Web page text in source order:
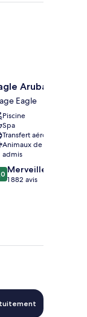
Aruba Resort
Eagle
Piscine
Spa
Transfert aéroport
Animaux de compagnie
admis
Merveilleux
1 882 avis
Aruba Resort